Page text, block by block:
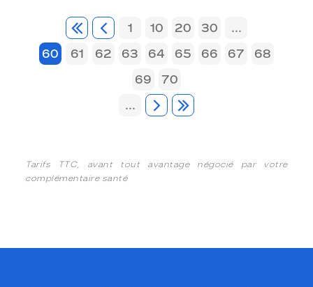
1 10 20 30
...
60
61 62 63 64 65 66 67
68
69
70
...
Tarifs TTC, avant tout avantage négocié par votre
complémentaire santé